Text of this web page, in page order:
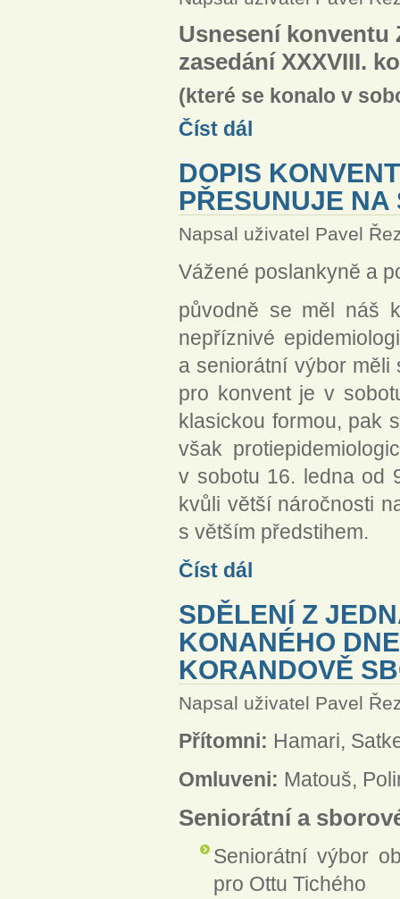
Usnesení konventu
zasedání XXXVIII.
(které se konalo v
Číst dál
DOPIS
PŘESUNUJE
Napsal uživatel Pavel
Vážené poslankyně a
původně se měl náš
nepříznivé
a seniorátní výbor
pro konvent je v
klasickou formou, pak
však
v sobotu 16. ledna od
kvůli větší náročnosti
s větším předstihem.
Číst dál
SDĚLENÍ Z
KONANÉHO
KORANDOVĚ
Napsal uživatel Pavel
Přítomni: Hamari,
Omluveni: Matouš,
Seniorátní a
Seniorátní výbor
pro Ottu Tichého